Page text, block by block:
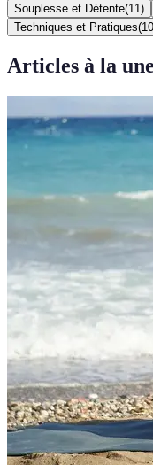
Souplesse et Détente(11 )
Techniques et Pratiques(10
Articles à la une